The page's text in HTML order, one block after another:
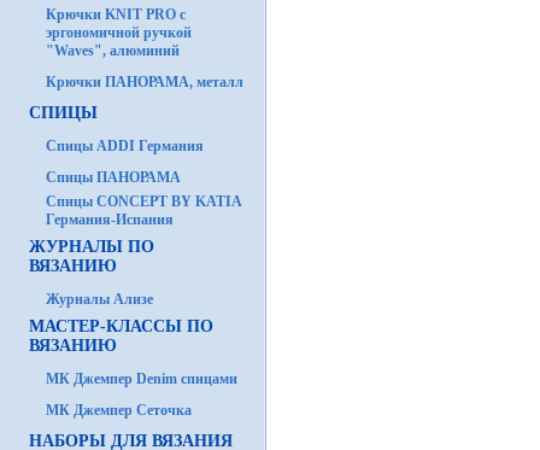
Крючки KNIT PRO с
эргономичной ручкой
"Waves", алюминий
Крючки ПАНОРАМА, металл
СПИЦЫ
Спицы ADDI Германия
Спицы ПАНОРАМА
Спицы CONCEPT BY KATIA
Германия-Испания
ЖУРНАЛЫ ПО
ВЯЗАНИЮ
Журналы Ализе
МАСТЕР-КЛАССЫ ПО
ВЯЗАНИЮ
МК Джемпер Denim спицами
МК Джемпер Сеточка
НАБОРЫ ДЛЯ ВЯЗАНИЯ